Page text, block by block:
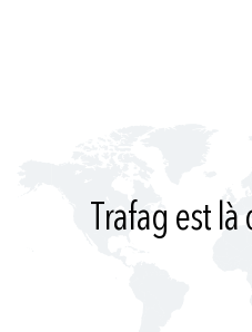
Trafag est